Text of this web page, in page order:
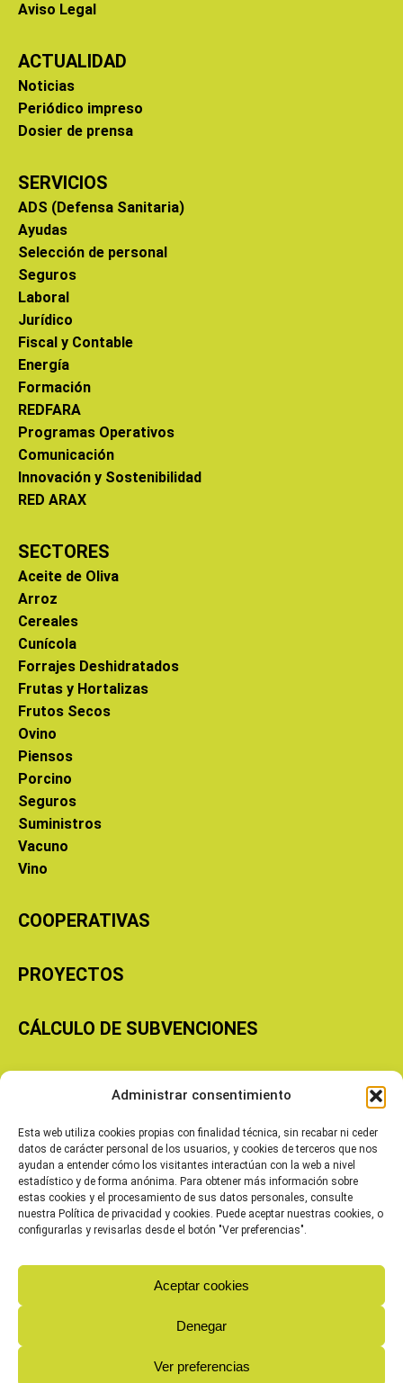
Administrar consentimiento
Esta web utiliza cookies propias con finalidad técnica, sin recabar ni ceder
datos de carácter personal de los usuarios, y cookies de terceros que nos
ayudan a entender cómo los visitantes interactúan con la web a nivel
estadístico y de forma anónima. Para obtener más información sobre
estas cookies y el procesamiento de sus datos personales, consulte
nuestra Política de privacidad y cookies. Puede aceptar nuestras cookies, o
configurarlas y revisarlas desde el botón "Ver preferencias".
Aceptar cookies
Denegar
Ver preferencias
Aviso Legal
ACTUALIDAD
Noticias
Periódico impreso
Dosier de prensa
SERVICIOS
ADS (Defensa Sanitaria)
Ayudas
Selección de personal
Seguros
Laboral
Jurídico
Fiscal y Contable
Energía
Formación
REDFARA
Programas Operativos
Comunicación
Innovación y Sostenibilidad
RED ARAX
SECTORES
Aceite de Oliva
Arroz
Cereales
Cunícola
Forrajes Deshidratados
Frutas y Hortalizas
Frutos Secos
Ovino
Piensos
Porcino
Seguros
Suministros
Vacuno
Vino
COOPERATIVAS
PROYECTOS
CÁLCULO DE SUBVENCIONES